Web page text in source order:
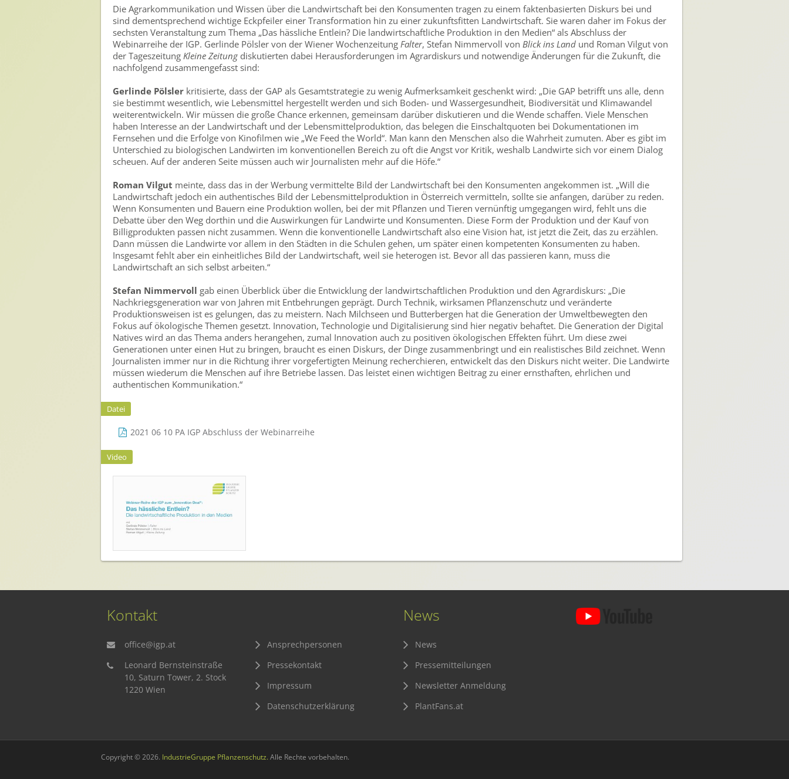
Die Agrarkommunikation und Wissen über die Landwirtschaft bei den Konsumenten tragen zu einem faktenbasierten Diskurs bei und
sind dementsprechend wichtige Eckpfeiler einer Transformation hin zu einer zukunftsfitten Landwirtschaft. Sie waren daher im Fokus der
sechsten Veranstaltung zum Thema „Das hässliche Entlein? Die landwirtschaftliche Produktion in den Medien“ als Abschluss der
Webinarreihe der IGP. Gerlinde Pölsler von der Wiener Wochenzeitung Falter, Stefan Nimmervoll von Blick ins Land und Roman Vilgut von
der Tageszeitung Kleine Zeitung diskutierten dabei Herausforderungen im Agrardiskurs und notwendige Änderungen für die Zukunft, die
nachfolgend zusammengefasst sind:
Gerlinde Pölsler kritisierte, dass der GAP als Gesamtstrategie zu wenig Aufmerksamkeit geschenkt wird: „Die GAP betrifft uns alle, denn
sie bestimmt wesentlich, wie Lebensmittel hergestellt werden und sich Boden- und Wassergesundheit, Biodiversität und Klimawandel
weiterentwickeln. Wir müssen die große Chance erkennen, gemeinsam darüber diskutieren und die Wende schaffen. Viele Menschen
haben Interesse an der Landwirtschaft und der Lebensmittelproduktion, das belegen die Einschaltquoten bei Dokumentationen im
Fernsehen und die Erfolge von Kinofilmen wie „We Feed the World“. Man kann den Menschen also die Wahrheit zumuten. Aber es gibt im
Unterschied zu biologischen Landwirten im konventionellen Bereich zu oft die Angst vor Kritik, weshalb Landwirte sich vor einem Dialog
scheuen. Auf der anderen Seite müssen auch wir Journalisten mehr auf die Höfe.“
Roman Vilgut meinte, dass das in der Werbung vermittelte Bild der Landwirtschaft bei den Konsumenten angekommen ist. „Will die
Landwirtschaft jedoch ein authentisches Bild der Lebensmittelproduktion in Österreich vermitteln, sollte sie anfangen, darüber zu reden.
Wenn Konsumenten und Bauern eine Produktion wollen, bei der mit Pflanzen und Tieren vernünftig umgegangen wird, fehlt uns die
Debatte über den Weg dorthin und die Auswirkungen für Landwirte und Konsumenten. Diese Form der Produktion und der Kauf von
Billigprodukten passen nicht zusammen. Wenn die konventionelle Landwirtschaft also eine Vision hat, ist jetzt die Zeit, das zu erzählen.
Dann müssen die Landwirte vor allem in den Städten in die Schulen gehen, um später einen kompetenten Konsumenten zu haben.
Insgesamt fehlt aber ein einheitliches Bild der Landwirtschaft, weil sie heterogen ist. Bevor all das passieren kann, muss die
Landwirtschaft an sich selbst arbeiten.“
Stefan Nimmervoll gab einen Überblick über die Entwicklung der landwirtschaftlichen Produktion und den Agrardiskurs: „Die
Nachkriegsgeneration war von Jahren mit Entbehrungen geprägt. Durch Technik, wirksamen Pflanzenschutz und veränderte
Produktionsweisen ist es gelungen, das zu meistern. Nach Milchseen und Butterbergen hat die Generation der Umweltbewegten den
Fokus auf ökologische Themen gesetzt. Innovation, Technologie und Digitalisierung sind hier negativ behaftet. Die Generation der Digital
Natives wird an das Thema anders herangehen, zumal Innovation auch zu positiven ökologischen Effekten führt. Um diese zwei
Generationen unter einen Hut zu bringen, braucht es einen Diskurs, der Dinge zusammenbringt und ein realistisches Bild zeichnet. Wenn
Journalisten immer nur in die Richtung ihrer vorgefertigten Meinung recherchieren, entwickelt das den Diskurs nicht weiter. Die Landwirte
müssen wiederum die Menschen auf ihre Betriebe lassen. Das leistet einen wichtigen Beitrag zu einer ernsthaften, ehrlichen und
authentischen Kommunikation.“
Datei
2021 06 10 PA IGP Abschluss der Webinarreihe
Video
Kontakt
office@igp.at
Leonard Bernsteinstraße
10, Saturn Tower, 2. Stock
1220 Wien
Ansprechpersonen
Pressekontakt
Impressum
Datenschutzerklärung
News
News
Pressemitteilungen
Newsletter Anmeldung
PlantFans.at
Copyright © 2026. IndustrieGruppe Pflanzenschutz. Alle Rechte vorbehalten.